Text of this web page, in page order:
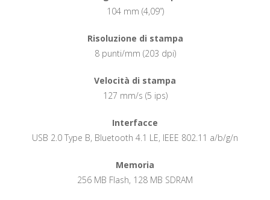
104 mm (4,09”)
Risoluzione di stampa
8 punti/mm (203 dpi)
Velocità di stampa
127 mm/s (5 ips)
Interfacce
USB 2.0 Type B, Bluetooth 4.1 LE, IEEE 802.11 a/b/g/n
Memoria
256 MB Flash, 128 MB SDRAM